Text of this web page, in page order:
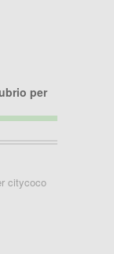
citycoco